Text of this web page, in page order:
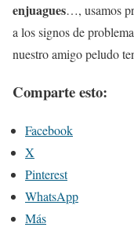
enjuagues…, usamos
a los signos de
nuestro amigo peludo
Comparte esto:
Facebook
X
Pinterest
WhatsApp
Más